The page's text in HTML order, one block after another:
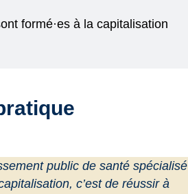
formé·es à la capitalisation
public de santé spécialisé
c’est de réussir à